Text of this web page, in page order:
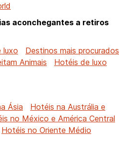
aconchegantes a retiros
luxo
Destinos mais procurados
Animais
Hotéis de luxo
Ásia
Hotéis na Austrália e
no México e América Central
Hotéis no Oriente Médio